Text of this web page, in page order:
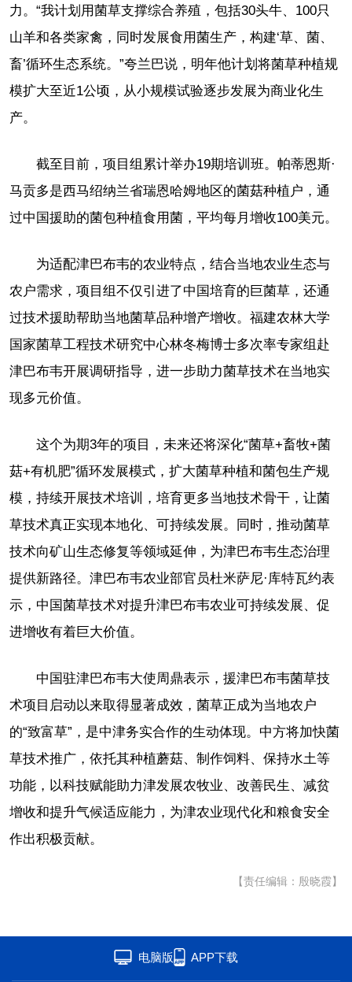
力。“我计划用菌草支撑综合养殖，包括30头牛、100只
山羊和各类家禽，同时发展食用菌生产，构建‘草、菌、
畜’循环生态系统。”夸兰巴说，明年他计划将菌草种植规
模扩大至近1公顷，从小规模试验逐步发展为商业化生
产。
截至目前，项目组累计举办19期培训班。帕蒂恩斯·
马贡多是西马绍纳兰省瑞恩哈姆地区的菌菇种植户，通
过中国援助的菌包种植食用菌，平均每月增收100美元。
为适配津巴布韦的农业特点，结合当地农业生态与
农户需求，项目组不仅引进了中国培育的巨菌草，还通
过技术援助帮助当地菌草品种增产增收。福建农林大学
国家菌草工程技术研究中心林冬梅博士多次率专家组赴
津巴布韦开展调研指导，进一步助力菌草技术在当地实
现多元价值。
这个为期3年的项目，未来还将深化“菌草+畜牧+菌
菇+有机肥”循环发展模式，扩大菌草种植和菌包生产规
模，持续开展技术培训，培育更多当地技术骨干，让菌
草技术真正实现本地化、可持续发展。同时，推动菌草
技术向矿山生态修复等领域延伸，为津巴布韦生态治理
提供新路径。津巴布韦农业部官员杜米萨尼·库特瓦约表
示，中国菌草技术对提升津巴布韦农业可持续发展、促
进增收有着巨大价值。
中国驻津巴布韦大使周鼎表示，援津巴布韦菌草技
术项目启动以来取得显著成效，菌草正成为当地农户
的“致富草”，是中津务实合作的生动体现。中方将加快菌
草技术推广，依托其种植蘑菇、制作饲料、保持水土等
功能，以科技赋能助力津发展农牧业、改善民生、减贫
增收和提升气候适应能力，为津农业现代化和粮食安全
作出积极贡献。
【责任编辑：殷晓霞】
电脑版 APP下载